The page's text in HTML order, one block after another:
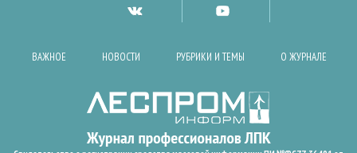
ВАЖНОЕ НОВОСТИ РУБРИКИ И ТЕМЫ О ЖУРНАЛЕ